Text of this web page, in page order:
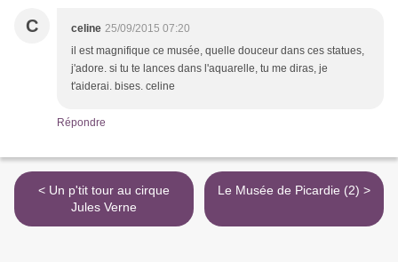
C celine 25/09/2015 07:20
il est magnifique ce musée, quelle douceur dans ces statues,
j'adore. si tu te lances dans l'aquarelle, tu me diras, je
t'aiderai. bises. celine
Répondre
< Un p'tit tour au cirque
Jules Verne
Le Musée de Picardie (2) >